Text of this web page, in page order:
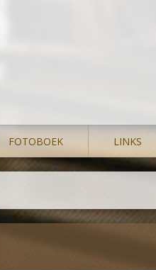
FOTOBOEK LINKS